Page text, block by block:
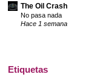
The Oil Crash
No pasa nada
Hace 1 semana
Etiquetas